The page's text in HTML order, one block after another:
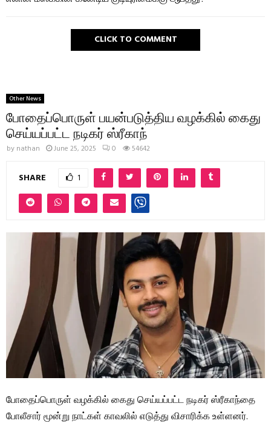
CLICK TO COMMENT
Other News
போதைப்பொருள் பயன்படுத்திய வழக்கில் கைது
செய்யப்பட்ட நடிகர் ஸ்ரீகாந்
by nathan June 25, 2025 0 54642
SHARE 1
போதைப்பொருள் வழக்கில் கைது செய்யப்பட்ட நடிகர் ஸ்ரீகாந்தை
போலீசார் மூன்று நாட்கள் காவலில் எடுத்து விசாரிக்க உள்ளனர்.